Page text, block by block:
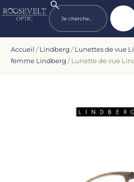
Accueil /Lindberg /Lunettes de vue
femme Lindberg / Lunette de vue